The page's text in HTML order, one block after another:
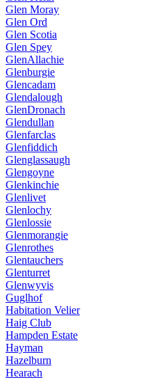
Glen Moray
Glen Ord
Glen Scotia
Glen Spey
GlenAllachie
Glenburgie
Glencadam
Glendalough
GlenDronach
Glendullan
Glenfarclas
Glenfiddich
Glenglassaugh
Glengoyne
Glenkinchie
Glenlivet
Glenlochy
Glenlossie
Glenmorangie
Glenrothes
Glentauchers
Glenturret
Glenwyvis
Guglhof
Habitation Velier
Haig Club
Hampden Estate
Hayman
Hazelburn
Hearach